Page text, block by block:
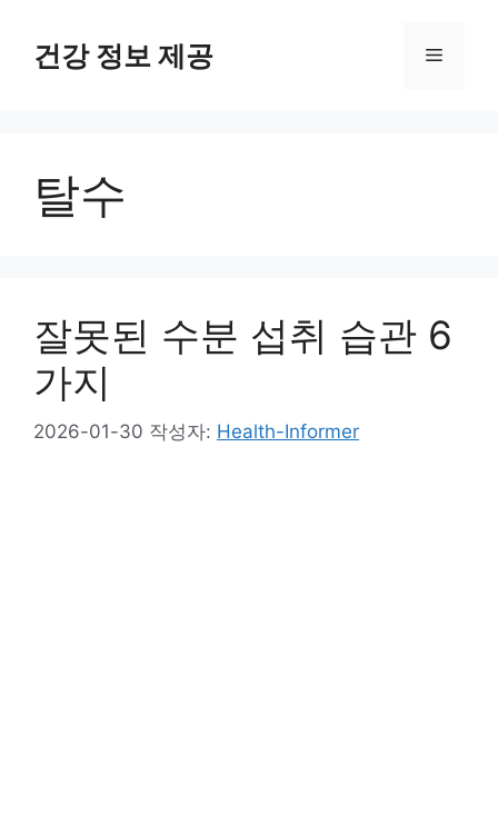
건강 정보 제공 메
탈수
잘못된 수분 섭취 습관 6
가지
2026-01-30 작성자: Health-Informer